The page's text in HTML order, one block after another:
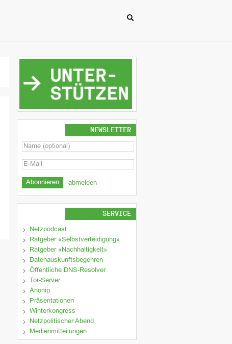
NEWSLETTER
abmelden
SERVICE
Netzpodcast
Ratgeber «Selbstverteidigung»
Ratgeber «Nachhaltigkeit»
Datenauskunftsbegehren
Öffentliche DNS-Resolver
Tor-Server
Anonip
Präsentationen
Winterkongress
Netzpolitischer Abend
Medienmitteilungen